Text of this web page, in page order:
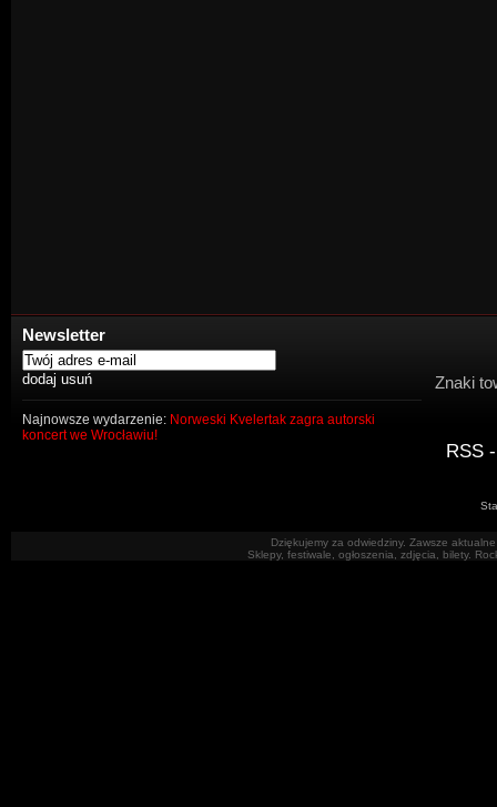
Newsletter
Najnowsze wydarzenie: Norweski Kvelertak zagra autorski
koncert we Wrocławiu!
Znaki
RSS
Dziękujemy za odwiedziny. Zawsze
Sklepy, festiwale, ogłoszenia, zdjęcia, bilety.